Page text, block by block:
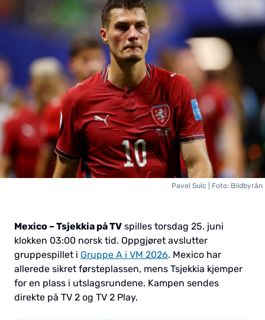
Pavel Sulc | Foto: Bildbyrån
Mexico – Tsjekkia på TV spilles torsdag 25. juni
klokken 03:00 norsk tid. Oppgjøret avslutter
gruppespillet i Gruppe A i VM 2026. Mexico har
allerede sikret førsteplassen, mens Tsjekkia kjemper
for en plass i utslagsrundene. Kampen sendes
direkte på TV 2 og TV 2 Play.